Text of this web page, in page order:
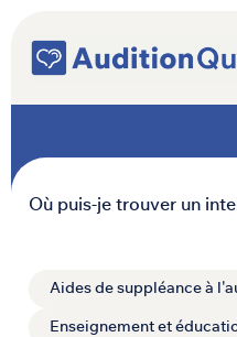
Navigation
Où puis-je trouver un
Aides de suppléance à
Enseignement et